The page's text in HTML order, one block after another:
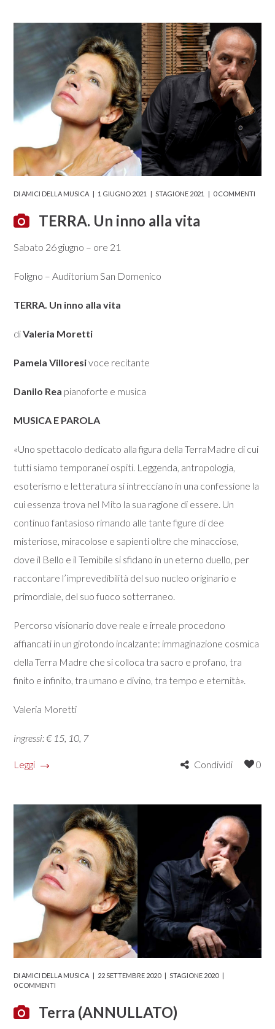
DIAMICI DELLA MUSICA 1 GIUGNO 2021 STAGIONE 2021 0 COMMENTI
TERRA. Un inno alla vita
Sabato 26 giugno – ore 21
Foligno – Auditorium San Domenico
TERRA. Un inno alla vita
diValeria Moretti
Pamela Villoresivoce recitante
Danilo Rea pianoforte e musica
MUSICA E PAROLA
«Uno spettacolo dedicato alla figura della TerraMadre di cui
tutti siamo temporanei ospiti. Leggenda, antropologia,
esoterismo e letteratura si intrecciano in una confessione la
cui essenza trova nel Mito la sua ragione di essere. Un
continuo fantasioso rimando alle tante figure di dee
misteriose, miracolose e sapienti oltre che minacciose,
dove il Bello e il Temibile si sfidano in un eterno duello, per
raccontare l’imprevedibilità del suo nucleo originario e
primordiale, del suo fuoco sotterraneo.
Percorso visionario dove reale e irreale procedono
affiancati in un girotondo incalzante: immaginazione cosmica
della Terra Madre che si colloca tra sacro e profano, tra
finito e infinito, tra umano e divino, tra tempo e eternità».
Valeria Moretti
ingressi: € 15, 10, 7
Leggi Condividi 0
DIAMICI DELLA MUSICA 22 SETTEMBRE 2020
STAGIONE 2020
0 COMMENTI
Terra (ANNULLATO)